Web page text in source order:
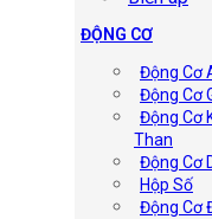
ĐỘNG CƠ
Động Cơ
Động Cơ
Động Cơ
Than
Động Cơ
Hộp Số
Động Cơ